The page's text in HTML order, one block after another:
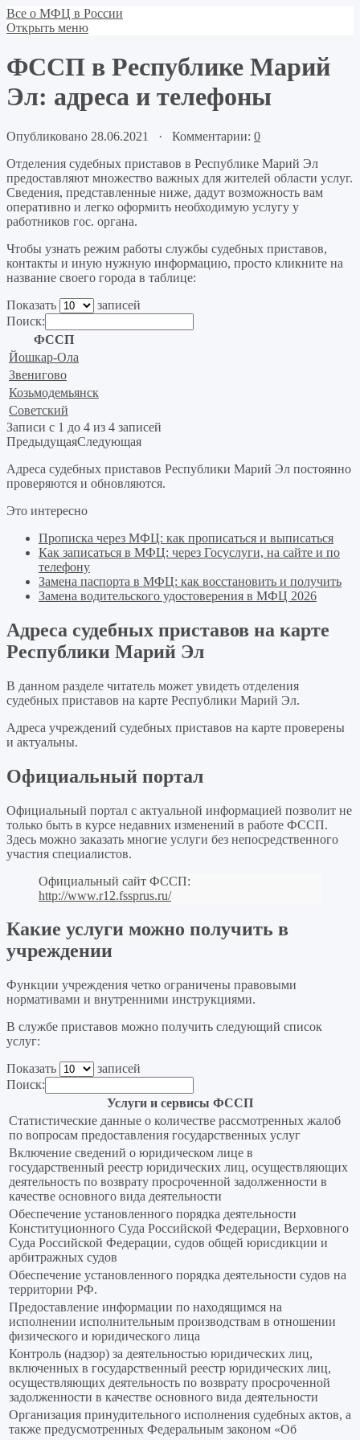
Все о МФЦ в России
Открыть меню
ФССП в Республике Марий
Эл: адреса и телефоны
Опубликовано 28.06.2021 · Комментарии: 0
Отделения судебных приставов в Республике Марий Эл
предоставляют множество важных для жителей области услуг.
Сведения, представленные ниже, дадут возможность вам
оперативно и легко оформить необходимую услугу у
работников гос. органа.
Чтобы узнать режим работы службы судебных приставов,
контакты и иную нужную информацию, просто кликните на
название своего города в таблице:
Показать
записей
Поиск:
ФССП
Йошкар-Ола
Звенигово
Козьмодемьянск
Советский
Записи с 1 до 4 из 4 записей
ПредыдущаяСледующая
Адреса судебных приставов Республики Марий Эл постоянно
проверяются и обновляются.
Это интересно
Прописка через МФЦ: как прописаться и выписаться
Как записаться в МФЦ: через Госуслуги, на сайте и по
телефону
Замена паспорта в МФЦ: как восстановить и получить
Замена водительского удостоверения в МФЦ 2026
Адреса судебных приставов на карте
Республики Марий Эл
В данном разделе читатель может увидеть отделения
судебных приставов на карте Республики Марий Эл.
Адреса учреждений судебных приставов на карте проверены
и актуальны.
Официальный портал
Официальный портал с актуальной информацией позволит не
только быть в курсе недавних изменений в работе ФССП.
Здесь можно заказать многие услуги без непосредственного
участия специалистов.
Официальный сайт ФССП:
http://www.r12.fssprus.ru/
Какие услуги можно получить в
учреждении
Функции учреждения четко ограничены правовыми
нормативами и внутренними инструкциями.
В службе приставов можно получить следующий список
услуг:
Показать
записей
Поиск:
Услуги и сервисы ФССП
Статистические данные о количестве рассмотренных жалоб
по вопросам предоставления государственных услуг
Включение сведений о юридическом лице в
государственный реестр юридических лиц, осуществляющих
деятельность по возврату просроченной задолженности в
качестве основного вида деятельности
Обеспечение установленного порядка деятельности
Конституционного Суда Российской Федерации, Верховного
Суда Российской Федерации, судов общей юрисдикции и
арбитражных судов
Обеспечение установленного порядка деятельности судов на
территории РФ.
Предоставление информации по находящимся на
исполнении исполнительным производствам в отношении
физического и юридического лица
Контроль (надзор) за деятельностью юридических лиц,
включенных в государственный реестр юридических лиц,
осуществляющих деятельность по возврату просроченной
задолженности в качестве основного вида деятельности
Организация принудительного исполнения судебных актов, а
также предусмотренных Федеральным законом «Об